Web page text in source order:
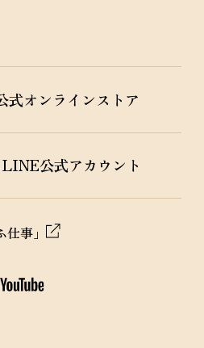
式オンラインストア
LINE公式アカウント
事」